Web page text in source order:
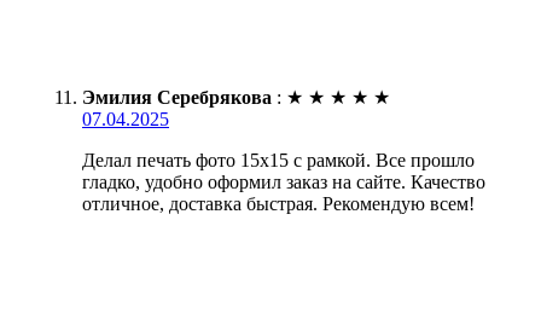
Эмилия Серебрякова : ★ ★ ★ ★ ★
07.04.2025
Делал печать фото 15х15 с рамкой. Все прошло
гладко, удобно оформил заказ на сайте. Качество
отличное, доставка быстрая. Рекомендую всем!